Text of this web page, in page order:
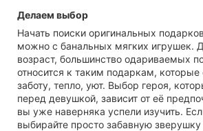
Делаем выбор
Начать поиски оригинальных
можно с банальных мягких игрушек.
возраст, большинство одариваемых
относится к таким подаркам,
заботу, тепло, уют. Выбор героя,
перед девушкой, зависит от её
вы уже наверняка успели изучить.
выбирайте просто забавную зверушку